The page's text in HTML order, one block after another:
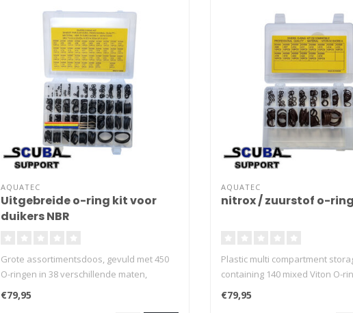
AQUATEC
Uitgebreide o-ring kit voor
duikers NBR
Grote assortimentsdoos, gevuld met 450
O-ringen in 38 verschillende maten,
gebruikt in vele duikapparatuur.
€79,95
AQUATEC
nitrox / zuurstof o-
Plastic multi compartment
containing 140 mixed Viton O-
with nitrox in 14 different sizes
wide range of uses and diving
€79,95